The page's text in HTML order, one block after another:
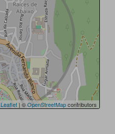
Leaflet| ©OpenStreetMapcontributors